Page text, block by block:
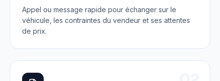
Appel ou message rapide pour échanger sur le
véhicule, les contraintes du vendeur et ses attentes
de prix.